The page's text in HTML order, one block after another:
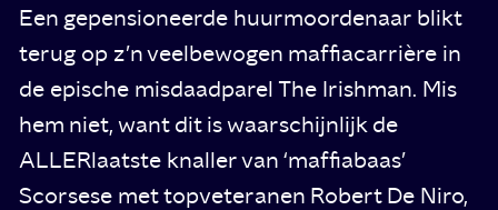
Een gepensioneerde huurmoordenaar blikt
terug op z’n veelbewogen maffiacarrière in
de epische misdaadparel The Irishman. Mis
hem niet, want dit is waarschijnlijk de
ALLERlaatste knaller van ‘maffiabaas’
Scorsese met topveteranen Robert De Niro,